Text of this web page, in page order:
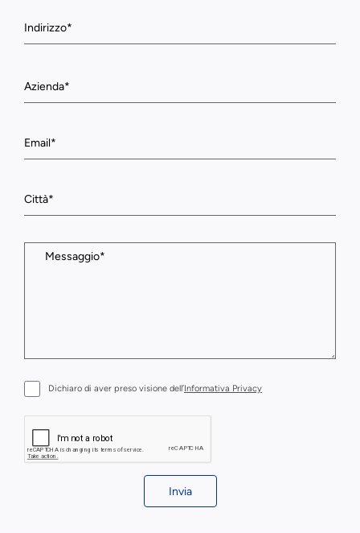
Dichiaro di aver preso visione dell’Informativa Privacy
Invia